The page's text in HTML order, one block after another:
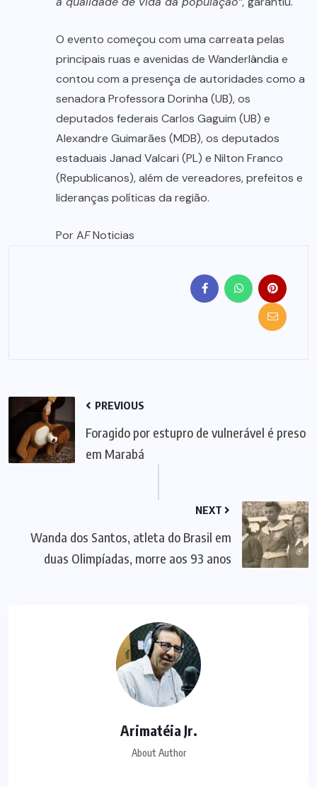
O evento começou com uma carreata pelas
principais ruas e avenidas de Wanderlândia e
contou com a presença de autoridades como a
senadora Professora Dorinha (UB), os
deputados federais Carlos Gaguim (UB) e
Alexandre Guimarães (MDB), os deputados
estaduais Janad Valcari (PL) e Nilton Franco
(Republicanos), além de vereadores, prefeitos e
lideranças políticas da região.
Por AFNoticias
PREVIOUS
Foragido por estupro de vulnerável é preso
em Marabá
NEXT
Wanda dos Santos, atleta do Brasil em
duas Olimpíadas, morre aos 93 anos
Arimatéia Jr.
About Author